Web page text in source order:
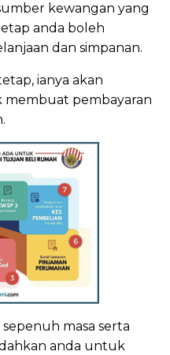
kewangan yang
anda boleh
dan simpanan.
ianya akan
pembayaran
masa serta
anda untuk